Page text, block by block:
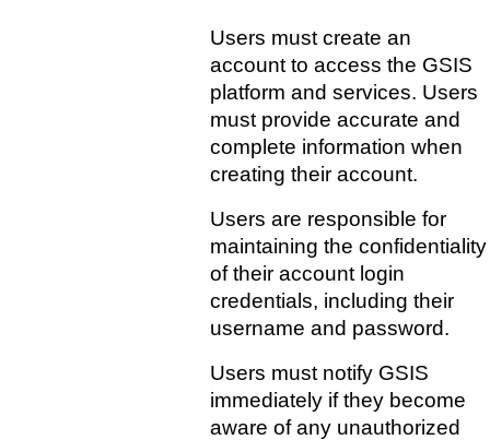
Users must create an
account to access the GSIS
platform and services. Users
must provide accurate and
complete information when
creating their account.
Users are responsible for
maintaining the confidentiality
of their account login
credentials, including their
username and password.
Users must notify GSIS
immediately if they become
aware of any unauthorized